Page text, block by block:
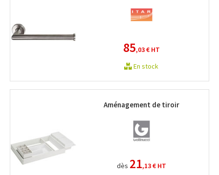
85,03 €HT
En stock
Aménagement de tiroir
dès 21,13 €HT